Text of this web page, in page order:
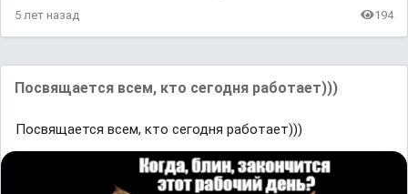
5 лет назад 194
Посвящается всем, кто сегодня работает)))
Посвящается всем, кто сегодня работает)))